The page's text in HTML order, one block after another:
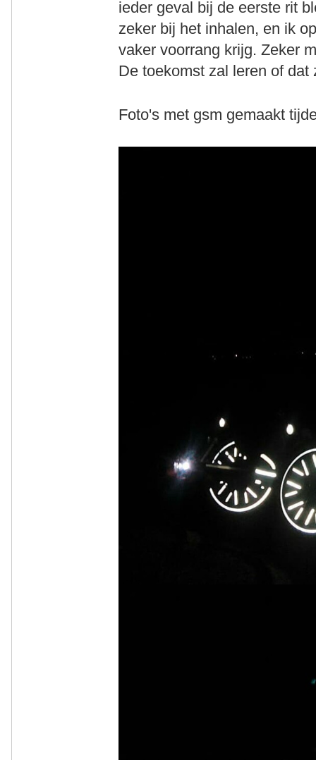
ieder geval bij de eerste rit
zeker bij het inhalen, en ik
vaker voorrang krijg. Zeker
De toekomst zal leren of
Foto's met gsm gemaakt